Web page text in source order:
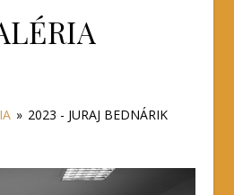
» 2023 - JURAJ BEDNÁRIK